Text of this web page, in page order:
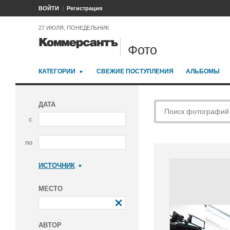
ВОЙТИ Регистрация
27 ИЮЛЯ, ПОНЕДЕЛЬНИК
Фото
КАТЕГОРИИ СВЕЖИЕ ПОСТУПЛЕНИЯ АЛЬБОМЫ
ДАТА
с
по
ИСТОЧНИК
МЕСТО
АВТОР